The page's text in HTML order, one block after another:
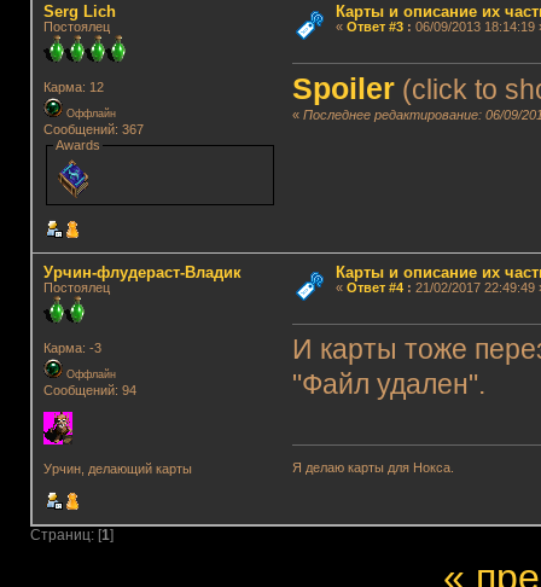
Serg Lich
Постоялец
Карма: 12
Оффлайн
Сообщений: 367
Awards
Карты и описание их
« Ответ #3: 06/09/2013 18:14:19
Spoiler (click to
«Последнее редактирование: 06/09/
Урчин-флудераст-Владик
Постоялец
Карма: -3
Оффлайн
Сообщений: 94
Урчин, делающий карты
Карты и описание их
« Ответ #4: 21/02/2017 22:49:49
И карты тоже
"Файл удален".
Я делаю карты для Нокса.
Страниц: [1]
«